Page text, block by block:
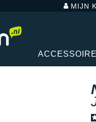
MIJN